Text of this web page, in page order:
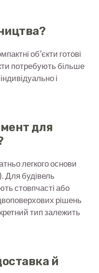
об’єкти готові
потребують більше
і
для
легкого основи
Для будівель
стовпчасті або
рішень
тип залежить
й